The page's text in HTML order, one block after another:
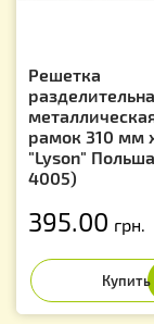
Решетка
рамок 310 мм
"Lyson"
4005)
395.00 грн.